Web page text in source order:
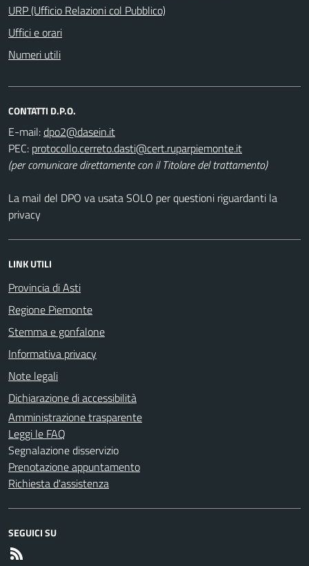
URP (Ufficio Relazioni col Pubblico)
Uffici e orari
Numeri utili
CONTATTI D.P.O.
E-mail:
PEC:
(per comunicare direttamente con il Titolare del trattamento)
La mail del DPO va usata SOLO per questioni riguardanti la
privacy
LINK UTILI
Provincia di Asti
Regione Piemonte
Stemma e gonfalone
Informativa privacy
Note legali
Dichiarazione di accessibilità
Amministrazione trasparente
Leggi le FAQ
Segnalazione disservizio
Prenotazione appuntamento
Richiesta d'assistenza
SEGUICI SU